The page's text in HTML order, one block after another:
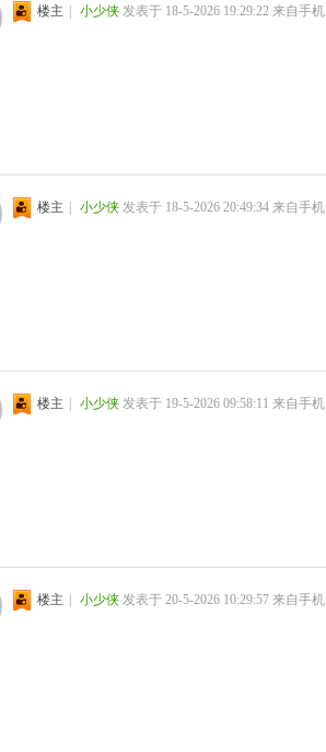
楼主 | 小少侠 发表于 18-5-2026 19:29:22 来自手机
楼主 | 小少侠 发表于 18-5-2026 20:49:34 来自手机
楼主 | 小少侠 发表于 19-5-2026 09:58:11 来自手机
楼主 | 小少侠 发表于 20-5-2026 10:29:57 来自手机